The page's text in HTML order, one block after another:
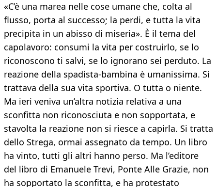
«C’è una marea nelle cose umane che, colta al
flusso, porta al successo; la perdi, e tutta la vita
precipita in un abisso di miseria». È il tema del
capolavoro: consumi la vita per costruirlo, se lo
riconoscono ti salvi, se lo ignorano sei perduto. La
reazione della spadista-bambina è umanissima. Si
trattava della sua vita sportiva. O tutta o niente.
Ma ieri veniva un’altra notizia relativa a una
sconfitta non riconosciuta e non sopportata, e
stavolta la reazione non si riesce a capirla. Si tratta
dello Strega, ormai assegnato da tempo. Un libro
ha vinto, tutti gli altri hanno perso. Ma l’editore
del libro di Emanuele Trevi, Ponte Alle Grazie, non
ha sopportato la sconfitta, e ha protestato